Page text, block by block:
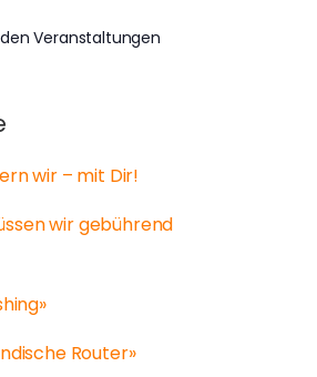
Veranstaltungen
wir – mit Dir!
wir gebührend
Router»